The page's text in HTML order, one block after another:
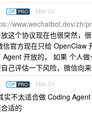
OP PRO Mar 24
www.wechatbot.dev/zh/
这个协议现在也很突然，
信官方现在只给 OpenClaw
Agent 开放的， 如果 个人
己评估一下风险，微信向来
OP PRO Mar 24
实不太适合做 Coding
适的